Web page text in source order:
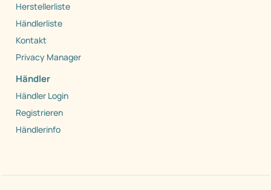
Herstellerliste
Händlerliste
Kontakt
Privacy Manager
Händler
Händler Login
Registrieren
Händlerinfo